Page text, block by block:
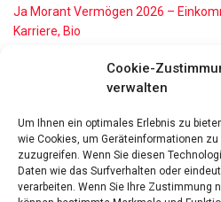
Cookie-
verwalten
Um Ihnen ein optimales Erlebnis zu
wie Cookies, um Geräteinformationen
zuzugreifen. Wenn Sie diesen
Daten wie das Surfverhalten oder
verarbeiten. Wenn Sie Ihre Zustimmung
Ja Morant Vermögen 2026 –
Karriere, Bio
Alice Walton Vermögen 2026: So
wirklich
11. Juni 2026
Nino de Angelo Vermögen 2026 Wie
9. Juni 2026